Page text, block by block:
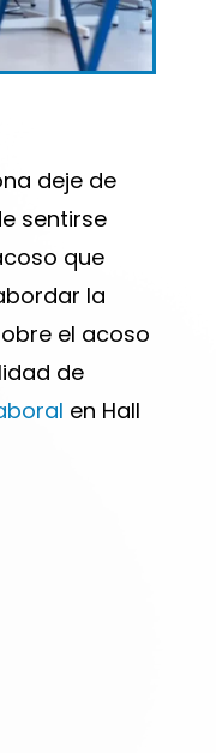
deje de
sentirse
que
la
el acoso
de
en Hall